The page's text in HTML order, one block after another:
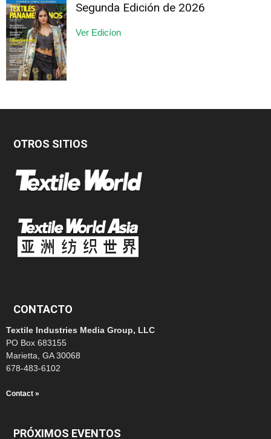
Segunda Edición de 2026
Ver Edicíon
OTROS SITIOS
CONTACTO
Textile Industries Media Group, LLC
PO Box 683155
Marietta, GA 30068
678-483-6102
Contact »
PRÓXIMOS EVENTOS